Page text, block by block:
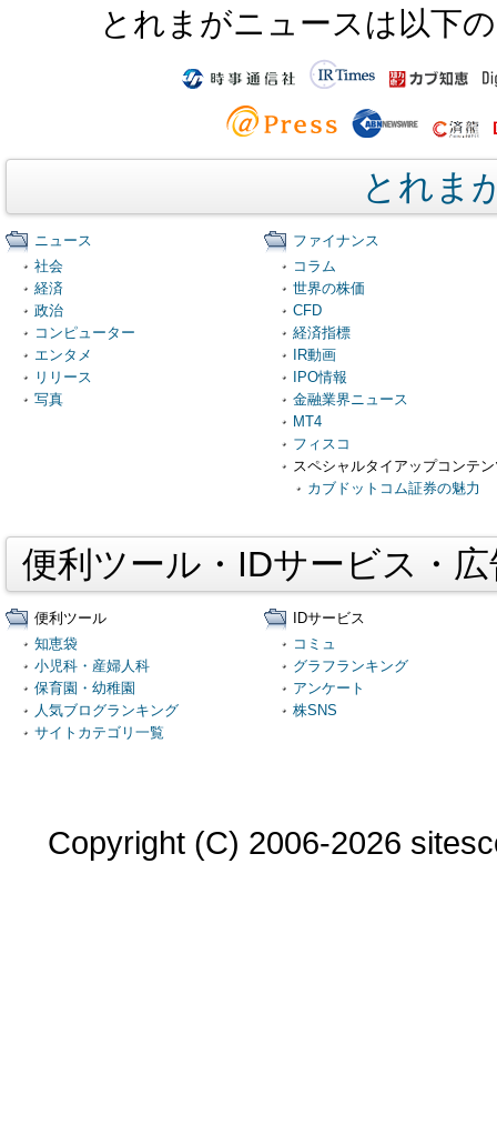
とれまがニュースは以下
とれま
ニュース
社会
経済
政治
コンピューター
エンタメ
リリース
写真
ファイナンス
コラム
世界の株価
CFD
経済指標
IR動画
IPO情報
金融業界ニュース
MT4
フィスコ
スペシャルタイアップコンテ
カブドットコム証券の魅力
便利ツール・IDサービス・
便利ツール
知恵袋
小児科・産婦人科
保育園・幼稚園
人気ブログランキング
サイトカテゴリ一覧
IDサービス
コミュ
グラフランキング
アンケート
株SNS
Copyright (C) 2006-2026